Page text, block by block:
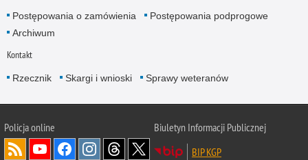
Postępowania o zamówienia
Postępowania podprogowe
Archiwum
Kontakt
Rzecznik Skargi i wnioski Sprawy weteranów
Policjaonline
Biuletyn Informacji Publicznej
BIP KGP